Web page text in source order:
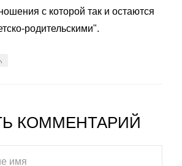
с которой так и остаются
родительскими".
КОММЕНТАРИЙ